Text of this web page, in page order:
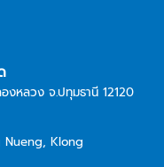
งหลวง จ.ปทุมธานี 12120
Nueng, Klong